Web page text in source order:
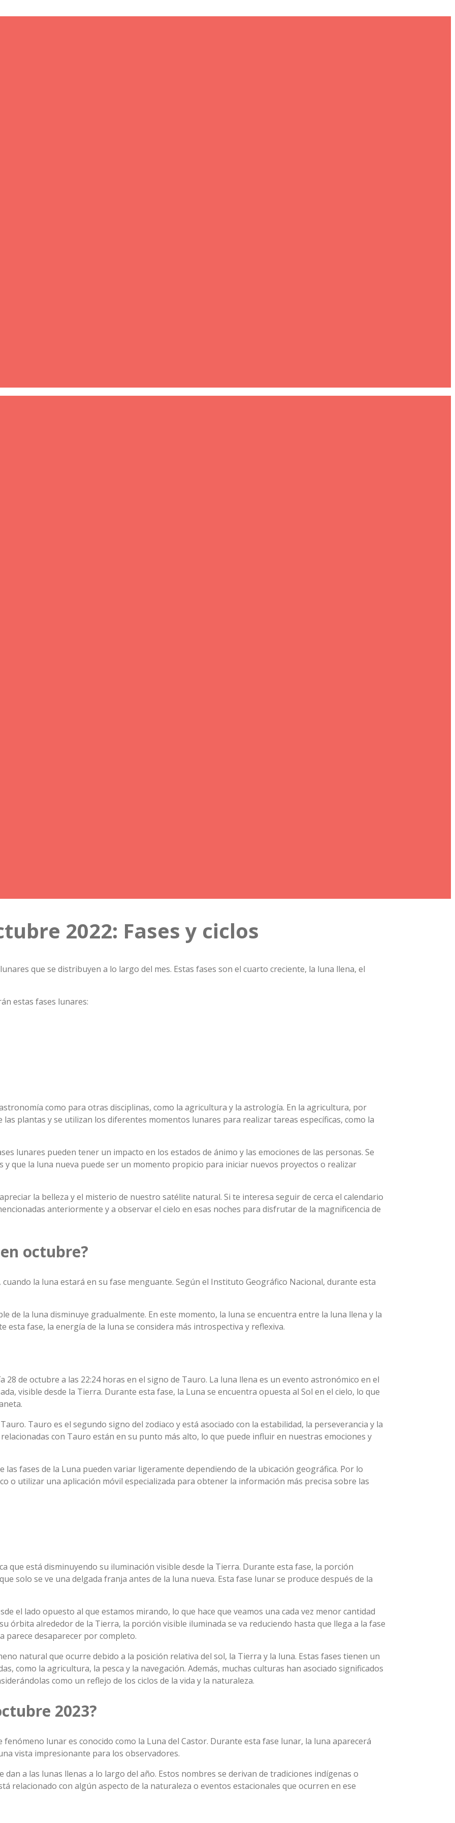
2022: Fases y ciclos
que se distribuyen a lo largo del mes. Estas fases son el cuarto creciente, la luna llena, el
estas fases lunares:
como para otras disciplinas, como la agricultura y la astrología. En la agricultura, por
plantas y se utilizan los diferentes momentos lunares para realizar tareas específicas, como la
lunares pueden tener un impacto en los estados de ánimo y las emociones de las personas. Se
y que la luna nueva puede ser un momento propicio para iniciar nuevos proyectos o realizar
la belleza y el misterio de nuestro satélite natural. Si te interesa seguir de cerca el calendario
anteriormente y a observar el cielo en esas noches para disfrutar de la magnificencia de
octubre?
la luna estará en su fase menguante. Según el Instituto Geográfico Nacional, durante esta
de la luna disminuye gradualmente. En este momento, la luna se encuentra entre la luna llena y la
esta fase, la energía de la luna se considera más introspectiva y reflexiva.
28 de octubre a las 22:24 horas en el signo de Tauro. La luna llena es un evento astronómico en el
visible desde la Tierra. Durante esta fase, la Luna se encuentra opuesta al Sol en el cielo, lo que
Tauro es el segundo signo del zodiaco y está asociado con la estabilidad, la perseverancia y la
con Tauro están en su punto más alto, lo que puede influir en nuestras emociones y
fases de la Luna pueden variar ligeramente dependiendo de la ubicación geográfica. Por lo
o utilizar una aplicación móvil especializada para obtener la información más precisa sobre las
que está disminuyendo su iluminación visible desde la Tierra. Durante esta fase, la porción
solo se ve una delgada franja antes de la luna nueva. Esta fase lunar se produce después de la
el lado opuesto al que estamos mirando, lo que hace que veamos una cada vez menor cantidad
órbita alrededor de la Tierra, la porción visible iluminada se va reduciendo hasta que llega a la fase
parece desaparecer por completo.
natural que ocurre debido a la posición relativa del sol, la Tierra y la luna. Estas fases tienen un
como la agricultura, la pesca y la navegación. Además, muchas culturas han asociado significados
como un reflejo de los ciclos de la vida y la naturaleza.
2023?
lunar es conocido como la Luna del Castor. Durante esta fase lunar, la luna aparecerá
vista impresionante para los observadores.
a las lunas llenas a lo largo del año. Estos nombres se derivan de tradiciones indígenas o
relacionado con algún aspecto de la naturaleza o eventos estacionales que ocurren en ese